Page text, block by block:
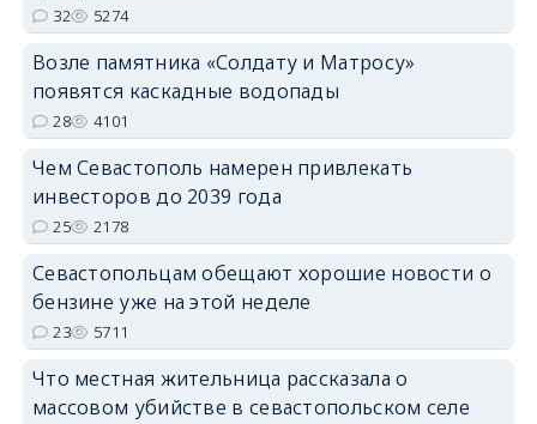
32 5274
Возле памятника «Солдату и Матросу»
появятся каскадные водопады
28 4101
Чем Севастополь намерен привлекать
инвесторов до 2039 года
25 2178
Севастопольцам обещают хорошие новости о
бензине уже на этой неделе
23 5711
Что местная жительница рассказала о
массовом убийстве в севастопольском селе